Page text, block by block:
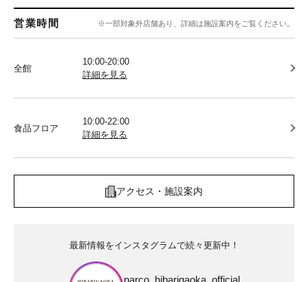
営業時間 ※一部対象外店舗あり、詳細は施設案内をご覧ください。
全館
10:00-20:00
詳細を見る
食品フロア
10:00-22:00
詳細を見る
アクセス・施設案内
最新情報をインスタグラムで続々更新中！